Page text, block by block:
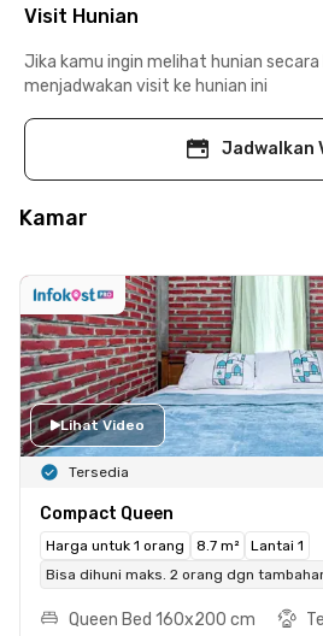
Visit Hunian
Jika kamu ingin melihat hunian secara
menjadwakan visit ke hunian ini
Jadwalkan
Kamar
Lihat Video
Tersedia
Compact Queen
Harga untuk 1 orang 8.7 m²
Lantai 1
Bisa dihuni maks. 2 orang dgn
Queen Bed 160x200 cm